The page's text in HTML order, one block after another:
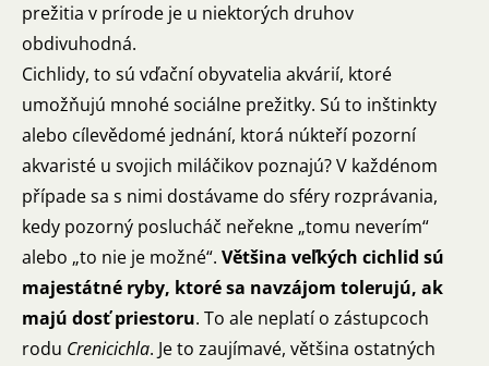
prežitia v prírode je u niektorých druhov
obdivuhodná.
Cichlidy, to sú vďační obyvatelia akvárií, ktoré
umožňujú mnohé sociálne prežitky. Sú to inštinkty
alebo cílevědomé jednání, ktorá núkteří pozorní
akvaristé u svojich miláčikov poznajú? V každénom
případe sa s nimi dostávame do sféry rozprávania,
kedy pozorný poslucháč neřekne „tomu neverím“
alebo „to nie je možné“. Většina veľkých cichlid sú
majestátné ryby, ktoré sa navzájom tolerujú, ak
majú dosť priestoru. To ale neplatí o zástupcoch
rodu Crenicichla. Je to zaujímavé, většina ostatných